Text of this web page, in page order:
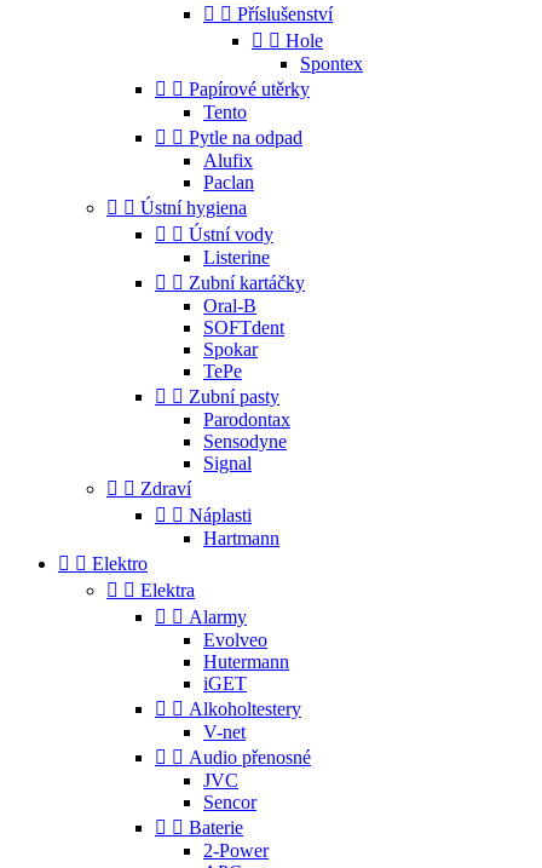
  Příslušenství
  Hole
Spontex
  Papírové utěrky
Tento
  Pytle na odpad
Alufix
Paclan
  Ústní hygiena
  Ústní vody
Listerine
  Zubní kartáčky
Oral-B
SOFTdent
Spokar
TePe
  Zubní pasty
Parodontax
Sensodyne
Signal
  Zdraví
  Náplasti
Hartmann
  Elektro
  Elektra
  Alarmy
Evolveo
Hutermann
iGET
  Alkoholtestery
V-net
  Audio přenosné
JVC
Sencor
  Baterie
2-Power